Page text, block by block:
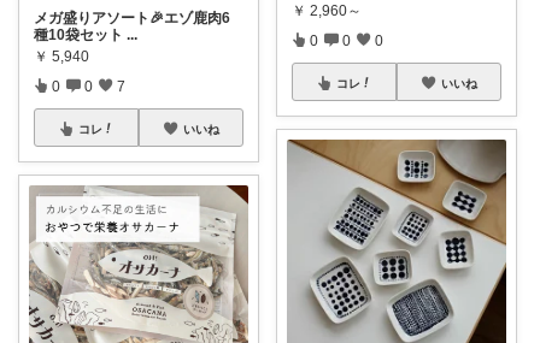
メガ盛りアソート🎉エゾ鹿肉6
種10袋セット ...
￥ 5,940
0 0 7
コレ いいね
￥ 2,960～
0 0 0
コレ いいね